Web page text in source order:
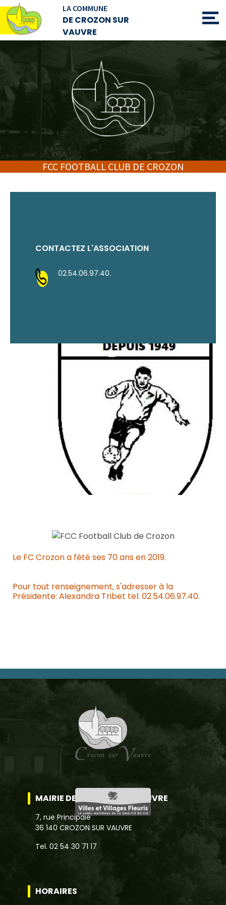
LA COMMUNE
DE CROZON SUR
VAUVRE
FCC FOOTBALL CLUB DE CROZON
CONTACTEZ L'ASSOCIATION
02.54.06.97.40.
Le FC Crozon a fêté ses 70 ans en 2019.
Pour tout renseignement, s'adresser à la
Présidente: Alexandra Tribet tel: 02.54.06.97.40.
MAIRIE DE CROZON SUR VAUVRE
7, rue Principale
36 140 CROZON SUR VAUVRE
Tel. 02 54 30 71 17
HORAIRES